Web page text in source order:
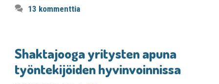
13 kommenttia
Shaktajooga yritysten apuna
työntekijöiden hyvinvoinnissa